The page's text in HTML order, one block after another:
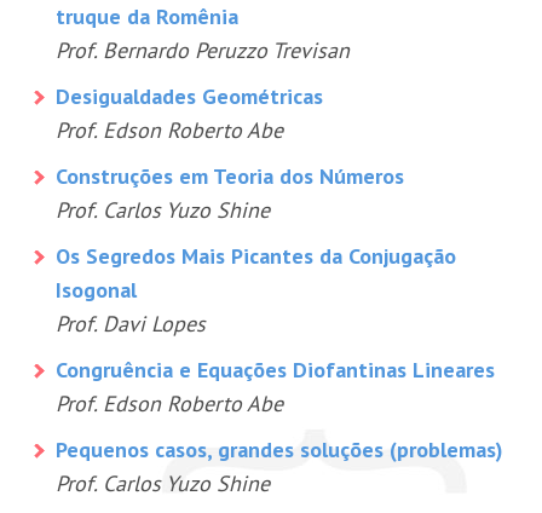
truque da Romênia
Prof. Bernardo Peruzzo Trevisan
Desigualdades Geométricas
Prof. Edson Roberto Abe
Construções em Teoria dos Números
Prof. Carlos Yuzo Shine
Os Segredos Mais Picantes da Conjugação
Isogonal
Prof. Davi Lopes
Congruência e Equações Diofantinas Lineares
Prof. Edson Roberto Abe
Pequenos casos, grandes soluções (problemas)
Prof. Carlos Yuzo Shine